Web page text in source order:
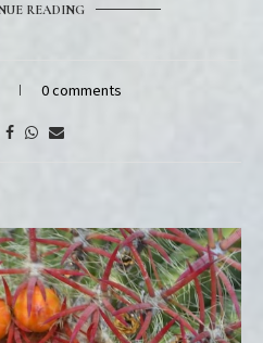
READING
0 comments